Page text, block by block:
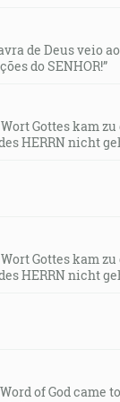
ktorí sa ho
ktorý hovoril:
Krista, lebo
v plameni
za pätu a
v Bét-
de Deus veio
do SENHOR!”
Wort Gottes kam
HERRN nicht
Wort Gottes kam
HERRN nicht
of God